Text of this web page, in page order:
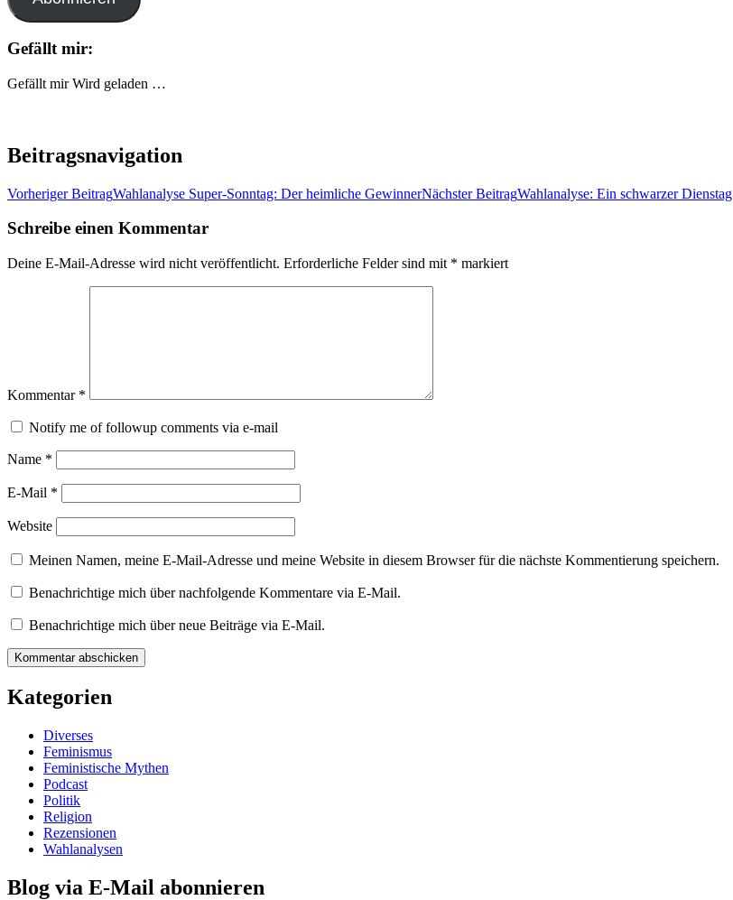
Gefällt mir:
Gefällt mir Wird geladen …
Beitragsnavigation
Vorheriger BeitragWahlanalyse Super-Sonntag: Der heimliche GewinnerNächster BeitragWahlanalyse: Ein schwarzer Dienstag
Schreibe einen Kommentar
Deine E-Mail-Adresse wird nicht veröffentlicht. Erforderliche Felder sind mit * markiert
Kommentar *
Notify me of followup comments via e-mail
Name *
E-Mail *
Website
Meinen Namen, meine E-Mail-Adresse und meine Website in diesem Browser für die nächste Kommentierung speichern.
Benachrichtige mich über nachfolgende Kommentare via E-Mail.
Benachrichtige mich über neue Beiträge via E-Mail.
Kategorien
Diverses
Feminismus
Feministische Mythen
Podcast
Politik
Religion
Rezensionen
Wahlanalysen
Blog via E-Mail abonnieren